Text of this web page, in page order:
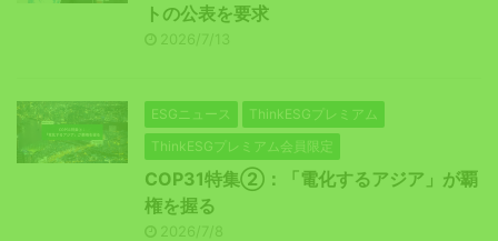
トの公表を要求
2026/7/13
ESGニュース
ThinkESGプレミアム
ThinkESGプレミアム会員限定
COP31特集②：「電化するアジア」が覇
権を握る
2026/7/8